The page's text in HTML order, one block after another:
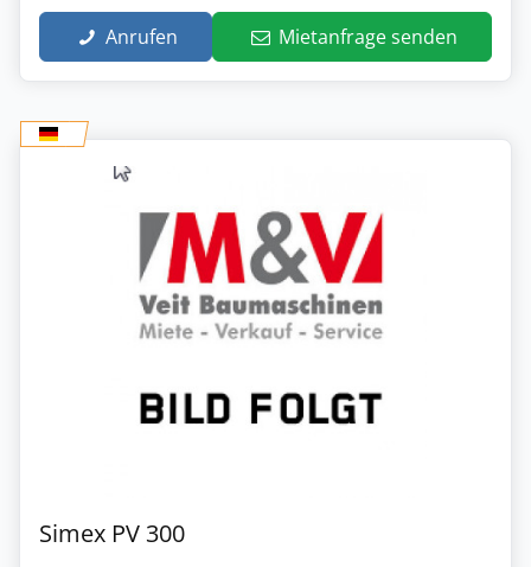
Anrufen Mietanfrage senden
Simex PV 300